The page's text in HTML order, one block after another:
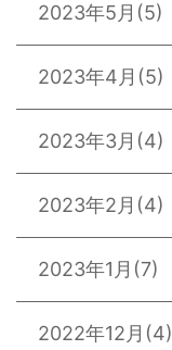
2023年5月 (5)
2023年4月 (5)
2023年3月 (4)
2023年2月 (4)
2023年1月 (7)
2022年12月 (4)